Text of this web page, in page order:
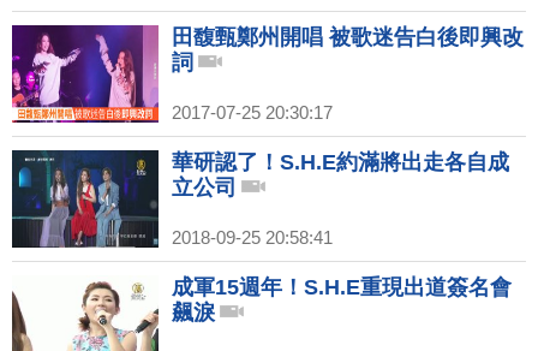
田馥甄鄭州開唱 被歌迷告白後即興改
詞
2017-07-25 20:30:17
華研認了！S.H.E約滿將出走各自成
立公司
2018-09-25 20:58:41
成軍15週年！S.H.E重現出道簽名會
飆淚